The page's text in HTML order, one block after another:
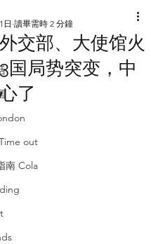
out
南 Cola
交部、大使馆火
国局势突变，中
了
日 讀畢需時 2 分鐘